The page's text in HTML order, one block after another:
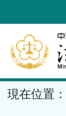
到
要
內
容
區
現在位置：